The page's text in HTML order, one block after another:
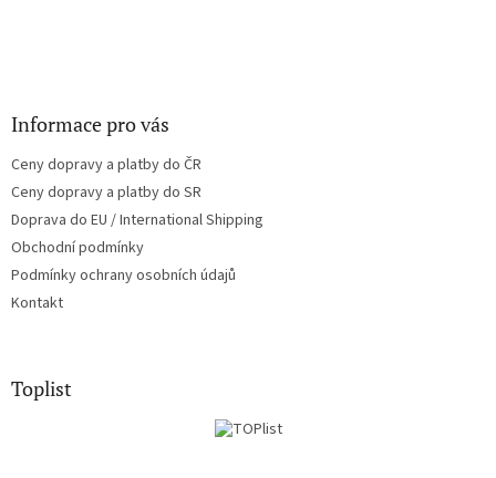
Informace pro vás
Ceny dopravy a platby do ČR
Ceny dopravy a platby do SR
Doprava do EU / International Shipping
Obchodní podmínky
Podmínky ochrany osobních údajů
Kontakt
Toplist